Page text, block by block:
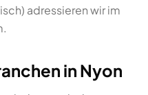
adressieren wir im
in Nyon